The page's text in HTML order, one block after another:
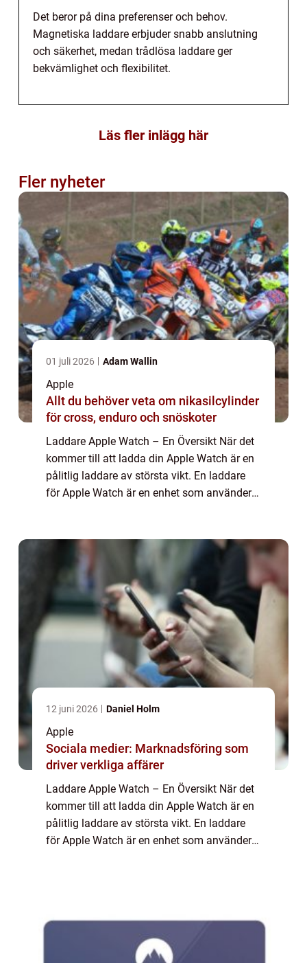
Det beror på dina preferenser och behov.
Magnetiska laddare erbjuder snabb anslutning
och säkerhet, medan trådlösa laddare ger
bekvämlighet och flexibilitet.
Läs fler inlägg här
Fler nyheter
01 juli 2026 Adam Wallin
Apple
Allt du behöver veta om nikasilcylinder
för cross, enduro och snöskoter
Laddare Apple Watch – En Översikt När det
kommer till att ladda din Apple Watch är en
pålitlig laddare av största vikt. En laddare
för Apple Watch är en enhet som använder
12 juni 2026 Daniel Holm
Apple
Sociala medier: Marknadsföring som
driver verkliga affärer
Laddare Apple Watch – En Översikt När det
kommer till att ladda din Apple Watch är en
pålitlig laddare av största vikt. En laddare
för Apple Watch är en enhet som använder